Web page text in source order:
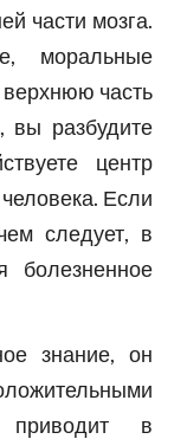
части мозга.
моральные
часть
вы разбудите
центр
Если
следует, в
болезненное
знание, он
приводит в